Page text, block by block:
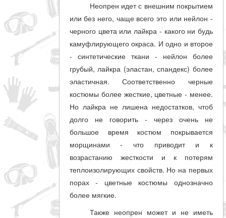
Неопрен идет с внешним покрытием
или без него, чаще всего это или нейлон -
черного цвета или лайкра - какого ни будь
камуфлирующего окраса. И одно и второе
- синтетические ткани - нейлон более
грубый, лайкра (эластан, спандекс) более
эластичная. Соответственно черные
костюмы более жесткие, цветные - менее.
Но лайкра не лишена недостатков, чтоб
долго не говорить - через очень не
большое время костюм покрывается
морщинами - что приводит и к
возрастанию жесткости и к потерям
теплоизолирующих свойств. Но на первых
порах - цветные костюмы однозначно
более мягкие.
Также неопрен может и не иметь